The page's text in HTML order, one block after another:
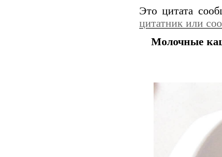
Это цитата
цитатник или
Молочные